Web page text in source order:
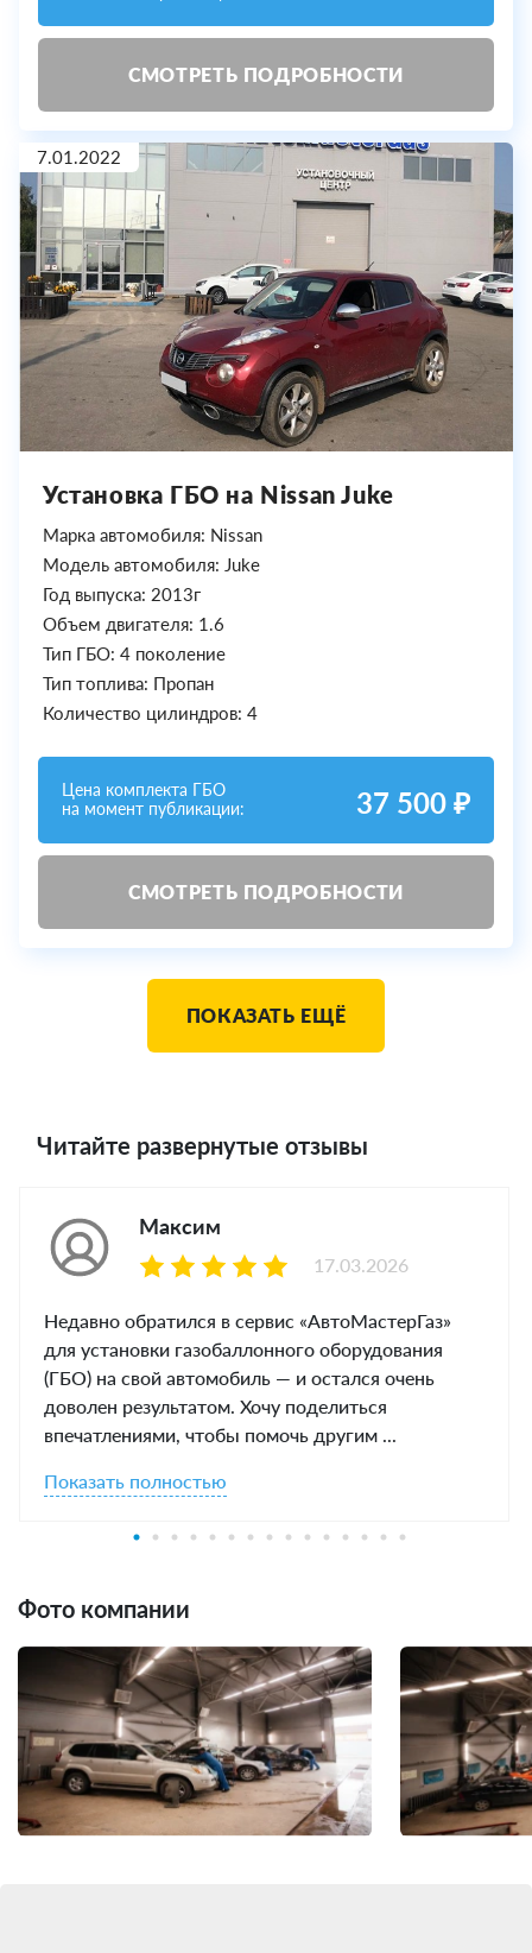
СМОТРЕТЬ ПОДРОБНОСТИ
7.01.2022
Установка ГБО на Nissan Juke
Марка автомобиля: Nissan
Модель автомобиля: Juke
Год выпуска: 2013г
Объем двигателя: 1.6
Тип ГБО: 4 поколение
Тип топлива: Пропан
Количество цилиндров: 4
Цена комплекта ГБО
на момент публикации:
37 500 ₽
СМОТРЕТЬ ПОДРОБНОСТИ
ПОКАЗАТЬ ЕЩЁ
Читайте развернутые отзывы
Максим
Недавно обратился в сервис «АвтоМастерГаз»
для установки газобаллонного оборудования
(ГБО) на свой автомобиль — и остался очень
доволен результатом. Хочу поделиться
впечатлениями, чтобы помочь другим ...
Показать полностью
17.03.2026
Фото компании